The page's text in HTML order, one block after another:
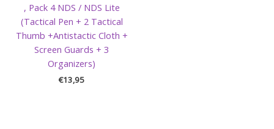
, Pack 4 NDS / NDS Lite
(Tactical Pen + 2 Tactical
Thumb +Antistactic Cloth +
Screen Guards + 3
Organizers)
€13,95